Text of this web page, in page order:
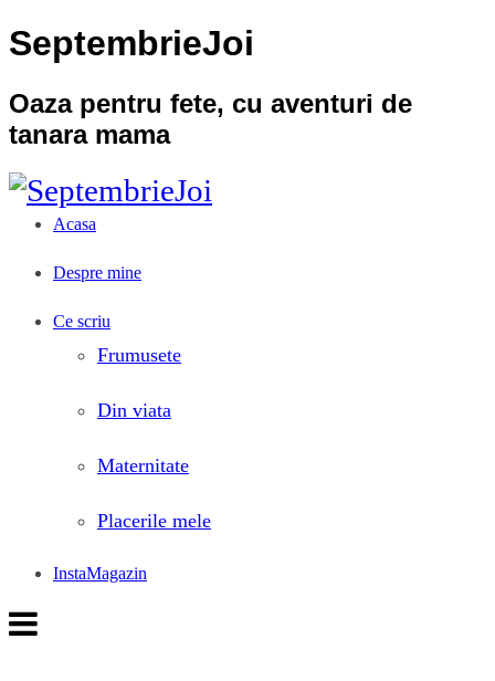
SeptembrieJoi
Oaza pentru fete, cu aventuri de
tanara mama
Acasa
Despre mine
Ce scriu
Frumusete
Din viata
Maternitate
Placerile mele
InstaMagazin